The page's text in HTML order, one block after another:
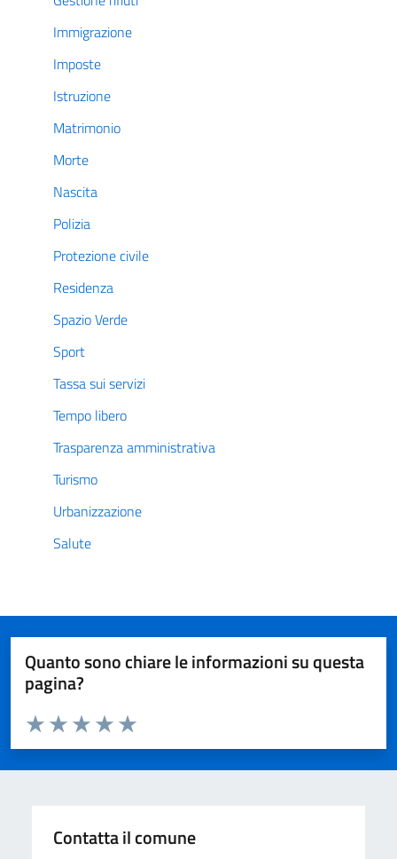
Immigrazione
Imposte
Istruzione
Matrimonio
Morte
Nascita
Polizia
Protezione civile
Residenza
Spazio Verde
Sport
Tassa sui servizi
Tempo libero
Trasparenza amministrativa
Turismo
Urbanizzazione
Salute
Quanto sono chiare le informazioni su questa
pagina?
Valuta da 1 a 5 stelle la pagina
Valuta 5 stelle su 5
Valuta 4 stelle su 5
Valuta 3 stelle su 5
Valuta 2 stelle su 5
Valuta 1 stelle su 5
Contatta il comune